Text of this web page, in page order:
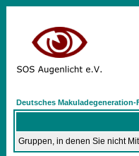
Deutsches
Gruppen, in denen Sie nicht